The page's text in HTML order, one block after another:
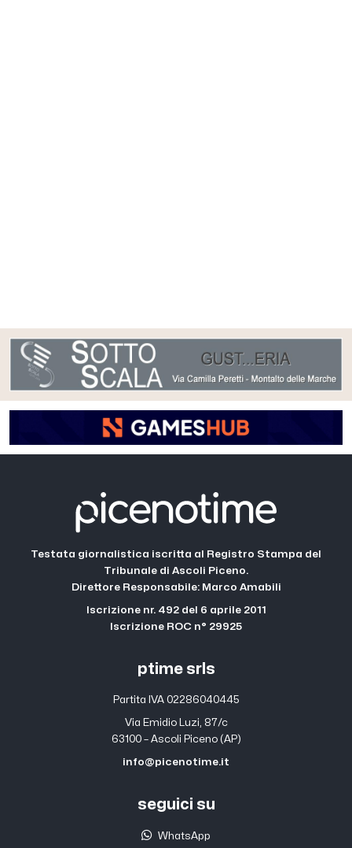
Testata giornalistica iscritta al Registro Stampa del
Tribunale di Ascoli Piceno.
Direttore Responsabile: Marco Amabili
Iscrizione nr. 492 del 6 aprile 2011
Iscrizione ROC n° 29925
ptime srls
Partita IVA 02286040445
Via Emidio Luzi, 87/c
63100 – Ascoli Piceno (AP)
info@picenotime.it
seguici su
WhatsApp